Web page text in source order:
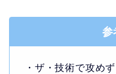
参
・ザ・技術で攻め